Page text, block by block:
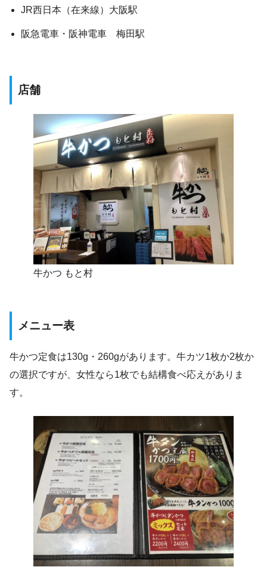
JR西日本（在来線）大阪駅
阪急電車・阪神電車 梅田駅
店舗
牛かつ もと村
メニュー表
牛かつ定食は130g・260gがあります。牛カツ1枚か2枚か
の選択ですが、女性なら1枚でも結構食べ応えがありま
す。